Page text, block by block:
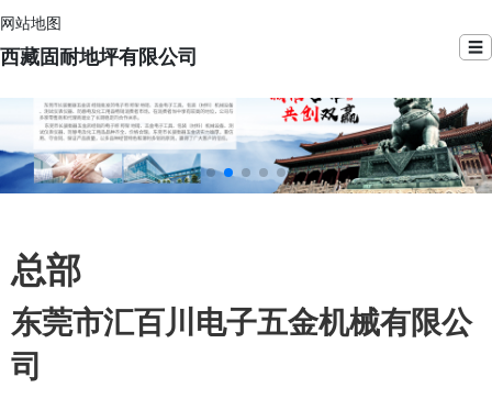
网站地图
西藏固耐地坪有限公司 ☰
总部
东莞市汇百川电子五金机械有限公
司